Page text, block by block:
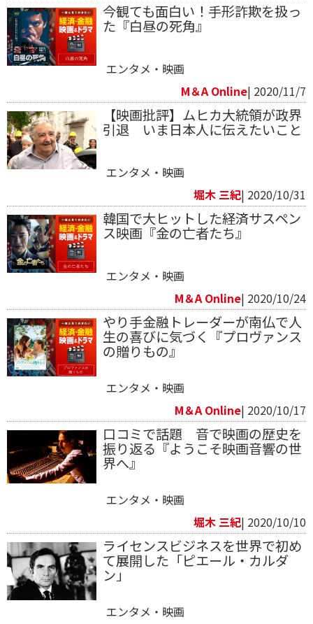
今観ても面白い！手形詐欺を扱っ
た『白昼の死角』
エンタメ・映画
M＆A Online| 2020/11/7
【映画批評】ムヒカ大統領が政界
引退 いま日本人に伝えたいこと
エンタメ・映画
堀木 三紀| 2020/10/31
韓国で大ヒットした経済サスペン
ス映画​『金の亡者たち』
エンタメ・映画
M＆A Online| 2020/10/24
やり手金融トレーダーが南仏で人
生の喜びに気づく『プロヴァンス
の贈りもの』
エンタメ・映画
M＆A Online| 2020/10/17
口コミで話題 音で映画の歴史を
振り返る『ようこそ映画音響の世
界へ』
エンタメ・映画
堀木 三紀| 2020/10/10
ライセンスビジネスを世界で初め
て展開した「ピエール・カルダ
ン」
エンタメ・映画